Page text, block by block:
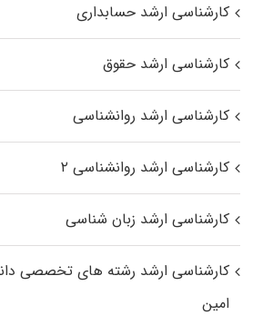
کارشناسی ارشد حسابداری
کارشناسی ارشد حقوق
کارشناسی ارشد روانشناسی
کارشناسی ارشد روانشناسی ۲
کارشناسی ارشد زبان شناسی
کارشناسی ارشد رﺷﺘﻪ ﻫﺎی تخصصی
اﻣﻴﻦ